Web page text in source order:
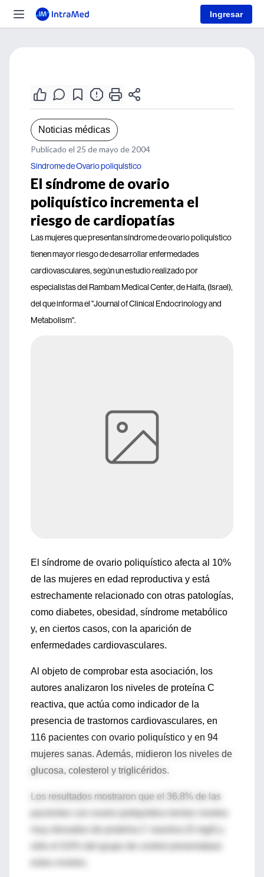
Ingresar
Noticias médicas
Publicado el 25 de mayo de 2004
Sindrome de Ovario poliquístico
El síndrome de ovario
poliquístico incrementa el
riesgo de cardiopatías
Las mujeres que presentan síndrome de ovario poliquístico
tienen mayor riesgo de desarrollar enfermedades
cardiovasculares, según un estudio realizado por
especialistas del Rambam Medical Center, de Haifa, (Israel),
del que informa el "Journal of Clinical Endocrinology and
Metabolism".
El síndrome de ovario poliquístico afecta al 10%
de las mujeres en edad reproductiva y está
estrechamente relacionado con otras patologías,
como diabetes, obesidad, síndrome metabólico
y, en ciertos casos, con la aparición de
enfermedades cardiovasculares.
Al objeto de comprobar esta asociación, los
autores analizaron los niveles de proteína C
reactiva, que actúa como indicador de la
presencia de trastornos cardiovasculares, en
116 pacientes con ovario poliquístico y en 94
mujeres sanas. Además, midieron los niveles de
glucosa, colesterol y triglicéridos.
Los resultados mostraron que el 36,8% de las
muy elevados de proteína C reactiva (5 mg/l) y
sólo el 9,6% del grupo de control presentaban